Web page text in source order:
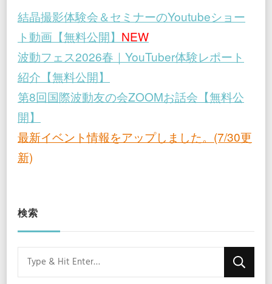
結晶撮影体験会＆セミナーのYoutubeショー
ト動画【無料公開】 NEW
波動フェス2026春｜YouTuber体験レポート
紹介【無料公開】
第8回国際波動友の会ZOOMお話会【無料公
開】
最新イベント情報をアップしました。(7/30更
新)
検索
Looking
for